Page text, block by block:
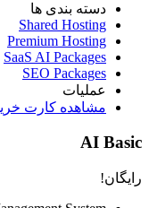
دسته بندی ها
Shared Hosting
Premium Hosting
SaaS AI Packages
SEO Packages
عملیات
مشاهده کارت
AI Basic
رایگان!